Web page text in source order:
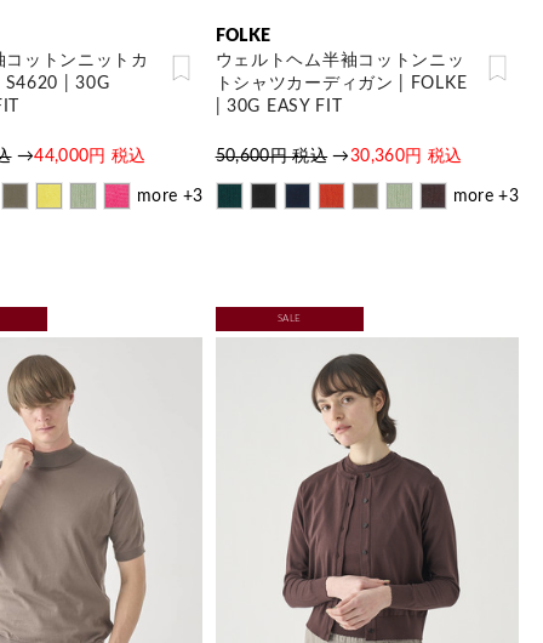
コットンニットカ
S4620 | 30G
→44,000円 税込
more +3
FOLKE
ウェルトヘム半袖コットンニッ
トシャツカーディガン | FOLKE
| 30G EASY FIT
50,600円 税込→30,360円 税込
more +3
SALE